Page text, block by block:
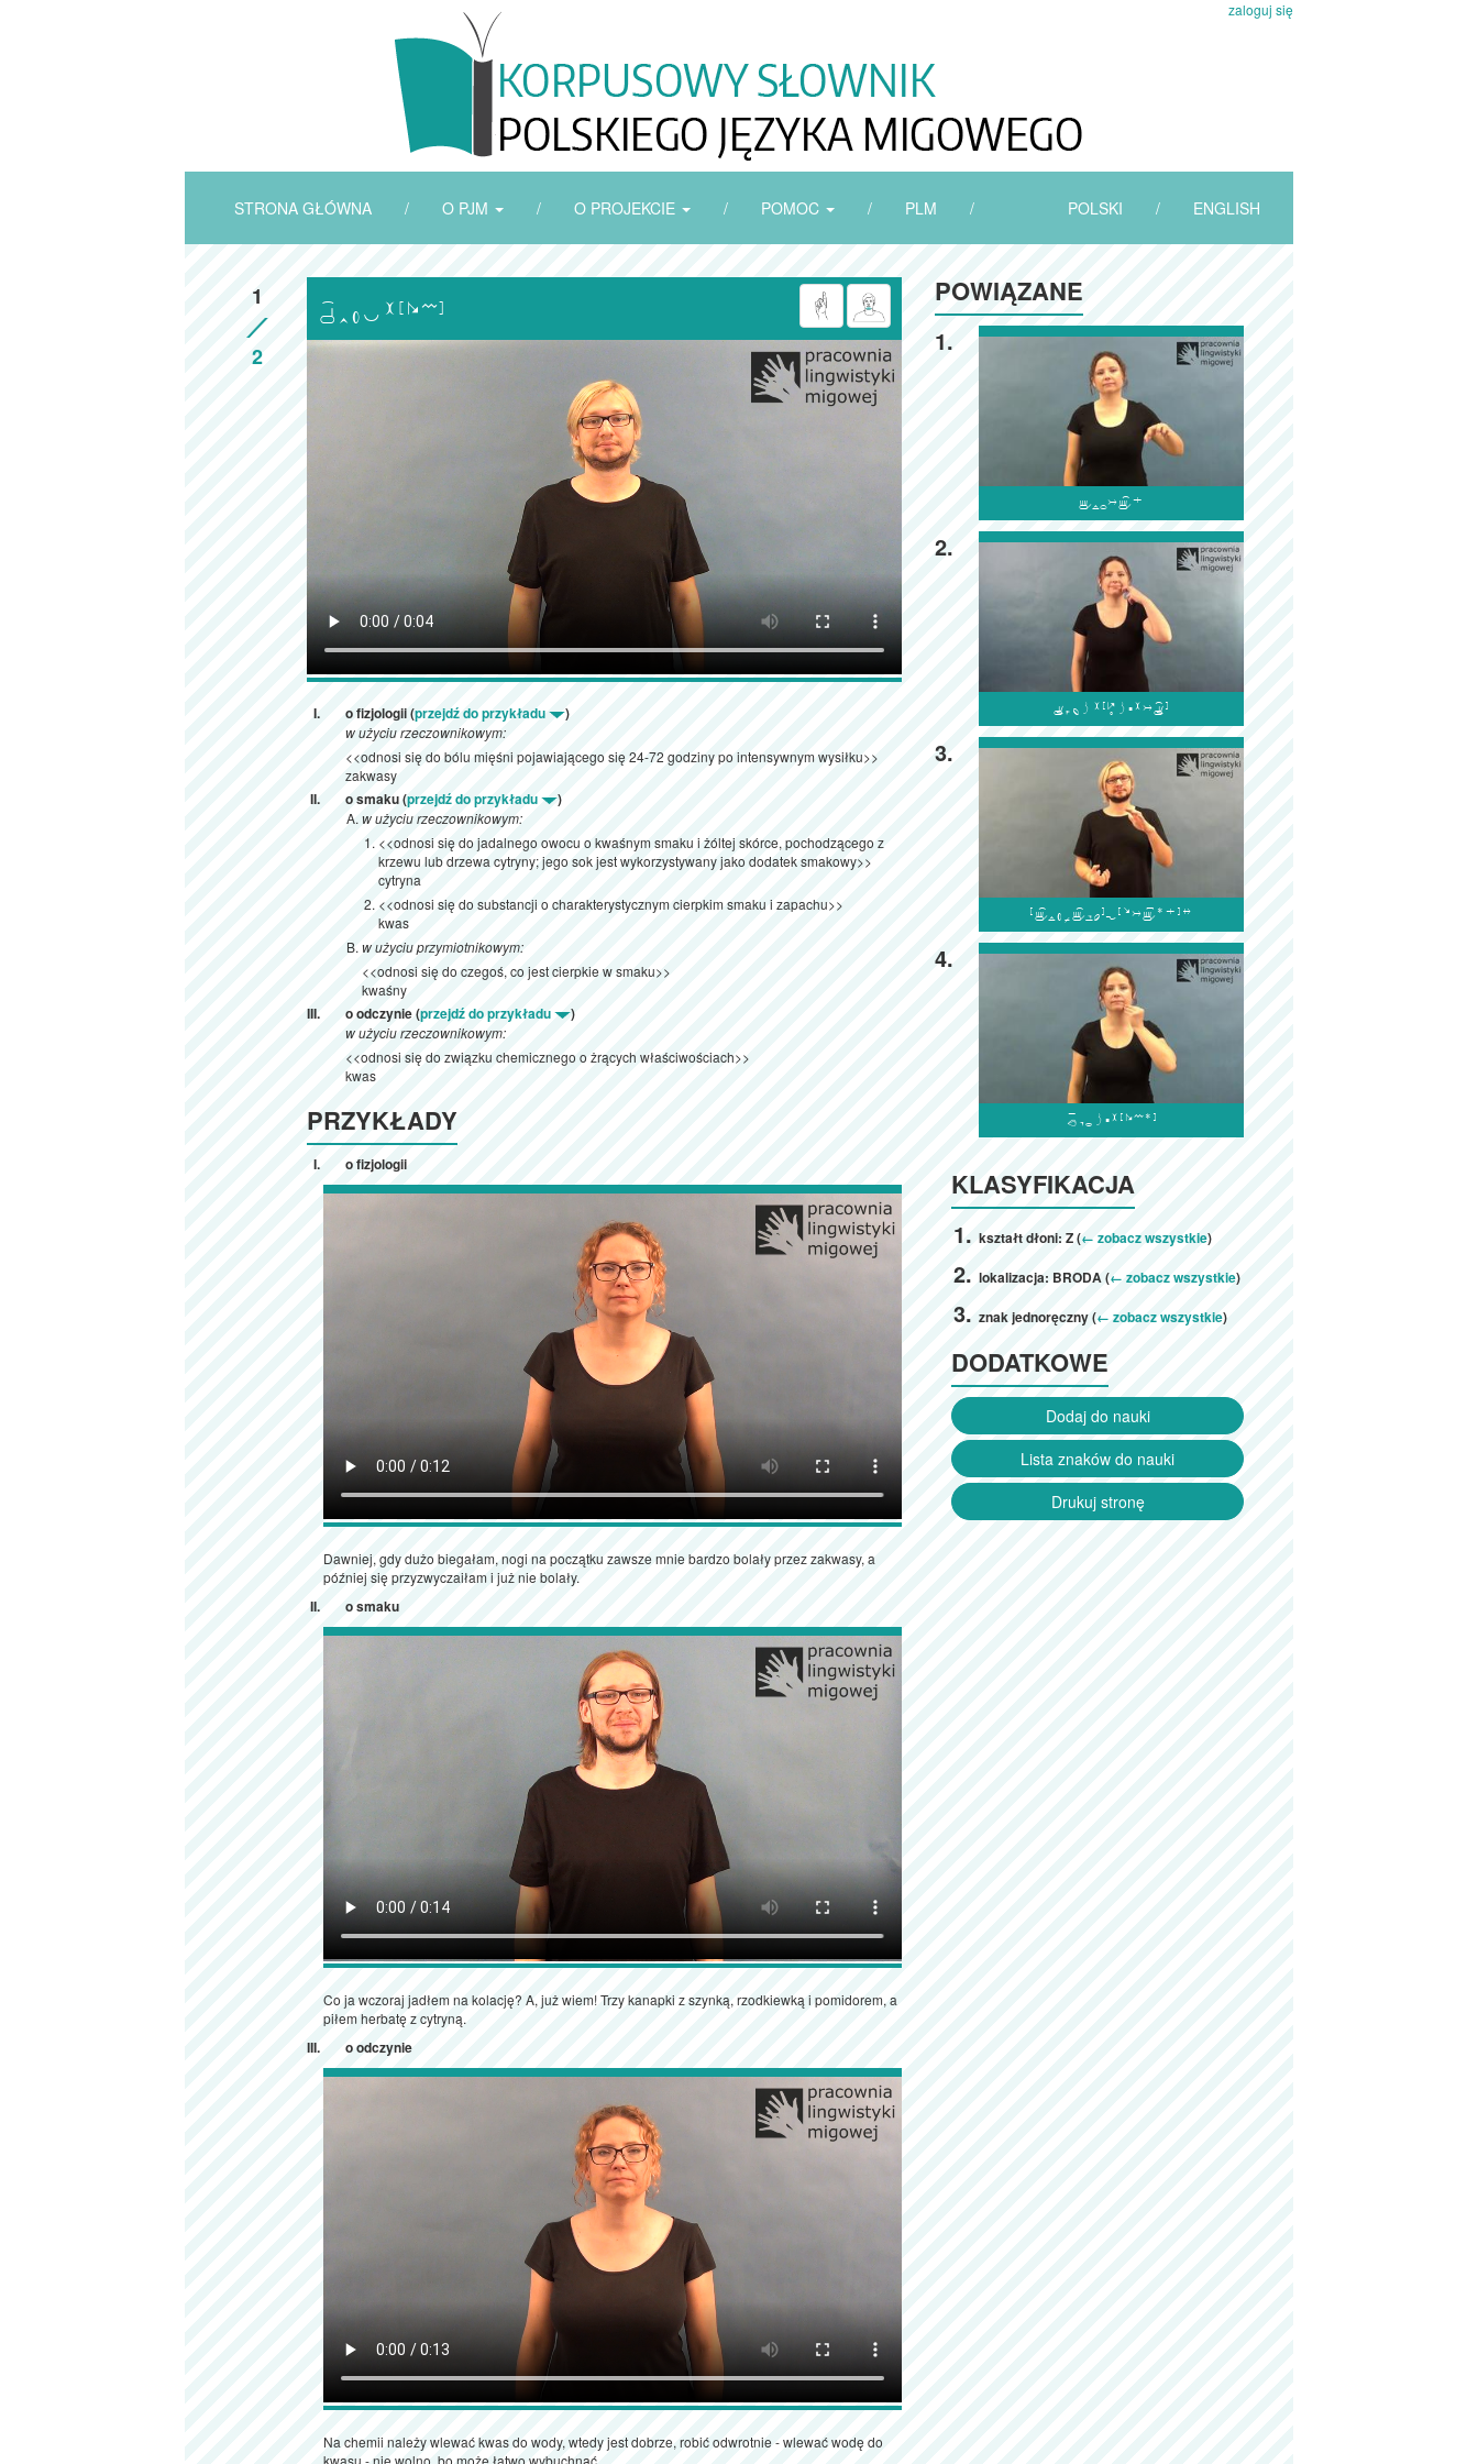
zaloguj się
STRONA GŁÓWNA / O PJM / O PROJEKCIE / POMOC / PLM / POLSKI / ENGLISH
1
2

o fizjologii (przejdź do przykładu )
w użyciu rzeczownikowym:
<<odnosi się do bólu mięśni pojawiającego się 24-72 godziny po intensywnym wysiłku>>
zakwasy
o smaku (przejdź do przykładu )
w użyciu rzeczownikowym:
<<odnosi się do jadalnego owocu o kwaśnym smaku i żóltej skórce, pochodzącego z
krzewu lub drzewa cytryny; jego sok jest wykorzystywany jako dodatek smakowy>>
cytryna
<<odnosi się do substancji o charakterystycznym cierpkim smaku i zapachu>>
kwas
w użyciu przymiotnikowym:
<<odnosi się do czegoś, co jest cierpkie w smaku>>
kwaśny
o odczynie (przejdź do przykładu )
w użyciu rzeczownikowym:
<<odnosi się do związku chemicznego o żrących właściwościach>>
kwas
PRZYKŁADY
o fizjologii
Dawniej, gdy dużo biegałam, nogi na początku zawsze mnie bardzo bolały przez zakwasy, a
później się przyzwyczaiłam i już nie bolały.
o smaku
Co ja wczoraj jadłem na kolację? A, już wiem! Trzy kanapki z szynką, rzodkiewką i pomidorem, a
piłem herbatę z cytryną.
o odczynie
Na chemii należy wlewać kwas do wody, wtedy jest dobrze, robić odwrotnie - wlewać wodę do
kwasu - nie wolno, bo może łatwo wybuchnąć.
POWIĄZANE
1.

2.

3.

4.

KLASYFIKACJA
kształt dłoni: Z (← zobacz wszystkie)
lokalizacja: BRODA (← zobacz wszystkie)
znak jednoręczny (← zobacz wszystkie)
DODATKOWE
Dodaj do nauki
Lista znaków do nauki
Drukuj stronę